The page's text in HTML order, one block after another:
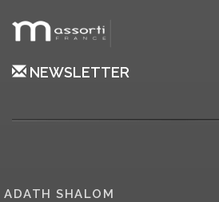
NEWSLETTER
ADATH SHALOM